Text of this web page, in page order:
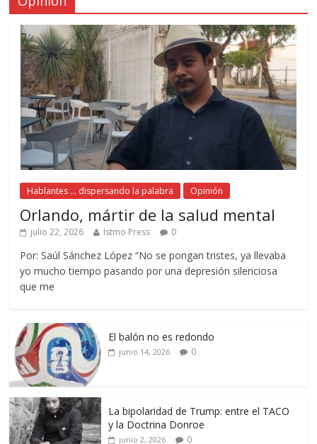
Hablantes ... dispersando la palabra Opinión
Orlando, mártir de la salud mental
julio 22, 2026 Istmo Press 0
Por: Saúl Sánchez López “No se pongan tristes, ya llevaba
yo mucho tiempo pasando por una depresión silenciosa
que me
El balón no es redondo
junio 14, 2026 0
La bipolaridad de Trump: entre el TACO
y la Doctrina Donroe
junio 2, 2026 0